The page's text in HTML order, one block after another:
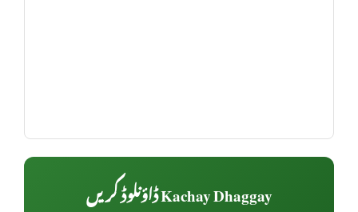
Kachay Dhaggay ڈاؤنلوڈ کریں